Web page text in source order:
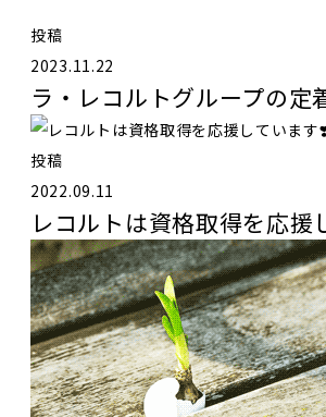
投稿
2023.11.22
ラ・レコルトグループの定
投稿
2022.09.11
レコルトは資格取得を応援